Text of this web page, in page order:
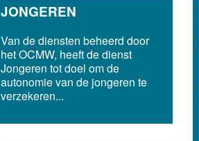
JONGEREN
Van de diensten beheerd door
het OCMW, heeft de dienst
Jongeren tot doel om de
autonomie van de jongeren te
verzekeren...